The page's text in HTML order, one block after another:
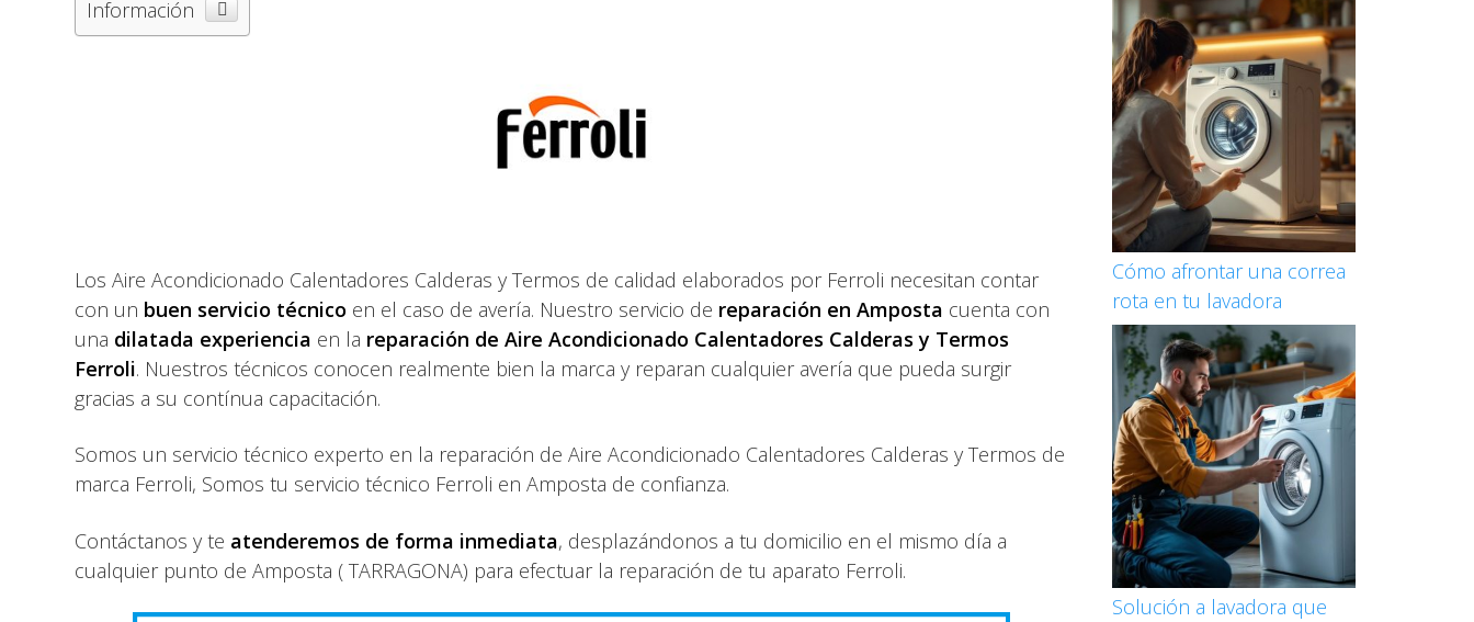
Información
Los Aire Acondicionado Calentadores Calderas y Termos de calidad elaborados por Ferroli necesitan contar
con un buen servicio técnico en el caso de avería. Nuestro servicio de reparación en Amposta cuenta con
una dilatada experiencia en la reparación de Aire Acondicionado Calentadores Calderas y Termos
Ferroli. Nuestros técnicos conocen realmente bien la marca y reparan cualquier avería que pueda surgir
gracias a su contínua capacitación.
Somos un servicio técnico experto en la reparación de Aire Acondicionado Calentadores Calderas y Termos de
marca Ferroli, Somos tu servicio técnico Ferroli en Amposta de confianza.
Contáctanos y te atenderemos de forma inmediata, desplazándonos a tu domicilio en el mismo día a
cualquier punto de Amposta ( TARRAGONA) para efectuar la reparación de tu aparato Ferroli.
Cómo afrontar una correa
rota en tu lavadora
Solución a lavadora que